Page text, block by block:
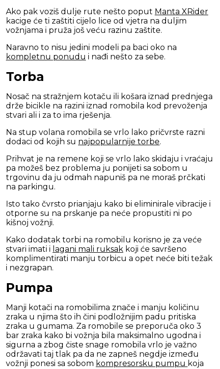
Ako pak voziš dulje rute nešto poput Manta XRider
kacige će ti zaštiti cijelo lice od vjetra na duljim
vožnjama i pruža još veću razinu zaštite.
Naravno to nisu jedini modeli pa baci oko na
kompletnu ponudu i nađi nešto za sebe.
Torba
Nosač na stražnjem kotaču ili košara iznad prednjega
drže bicikle na razini iznad romobila kod prevoženja
stvari ali i za to ima rješenja.
Na stup volana romobila se vrlo lako pričvrste razni
dodaci od kojih su najpopularnije torbe.
Prihvat je na remene koji se vrlo lako skidaju i vraćaju
pa možeš bez problema ju ponijeti sa sobom u
trgovinu da ju odmah napuniš pa ne moraš prčkati
na parkingu.
Isto tako čvrsto prianjaju kako bi eliminirale vibracije i
otporne su na prskanje pa neće propustiti ni po
kišnoj vožnji.
Kako dodatak torbi na romobilu korisno je za veće
stvari imati i lagani mali ruksak koji će savršeno
komplimentirati manju torbicu a opet neće biti težak
i nezgrapan.
Pumpa
Manji kotači na romobilima znače i manju količinu
zraka u njima što ih čini podložnijim padu pritiska
zraka u gumama. Za romobile se preporuča oko 3
bar zraka kako bi vožnja bila maksimalno ugodna i
sigurna a zbog čiste snage romobila vrlo je važno
održavati taj tlak pa da ne zapneš negdje između
vožnji ponesi sa sobom kompresorsku pumpu koja